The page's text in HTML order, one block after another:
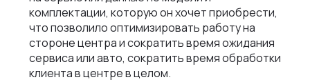
комплектации, которую он хочет приобрести,
что позволило оптимизировать работу на
стороне центра и сократить время ожидания
сервиса или авто, сократить время обработки
клиента в центре в целом.